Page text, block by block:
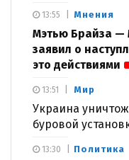
Мнения
Мэтью Брайза —
заявил о
это действиями
13:55
Мир
Украина
буровой
13:51
Политика
13:30